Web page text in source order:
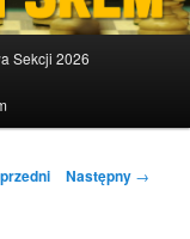
Sekcji 2026
Następny →